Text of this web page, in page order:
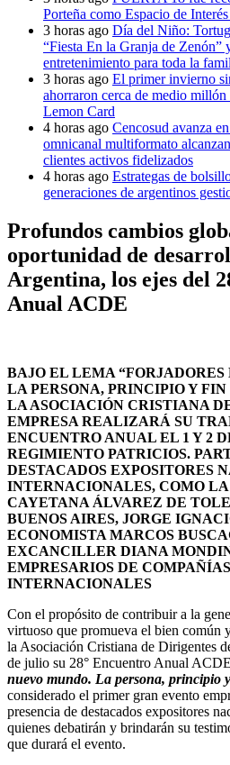
Porteña como Espacio de
3 horas ago Día del Niño:
“Fiesta En la Granja de Zenón”
entretenimiento para toda la
3 horas ago El primer invierno
ahorraron cerca de medio
Lemon Card
4 horas ago Cencosud avanza
omnicanal multiformato
clientes activos fidelizados
4 horas ago Estrategas de
generaciones de argentinos
Profundos cambios
oportunidad de
Argentina, los ejes del
Anual ACDE
BAJO EL LEMA
LA PERSONA, PRINCIPIO Y
LA ASOCIACIÓN CRISTIANA
EMPRESA REALIZARÁ SU
ENCUENTRO ANUAL EL 1 Y 2
REGIMIENTO PATRICIOS.
DESTACADOS EXPOSITORES
INTERNACIONALES, COMO
CAYETANA ÁLVAREZ DE
BUENOS AIRES, JORGE
ECONOMISTA MARCOS
EXCANCILLER DIANA
EMPRESARIOS DE
INTERNACIONALES
Con el propósito de contribuir a la
virtuoso que promueva el bien común
la Asociación Cristiana de Dirigentes
de julio su 28° Encuentro Anual
nuevo mundo. La persona, principio
considerado el primer gran evento
presencia de destacados expositores
quienes debatirán y brindarán su
que durará el evento.